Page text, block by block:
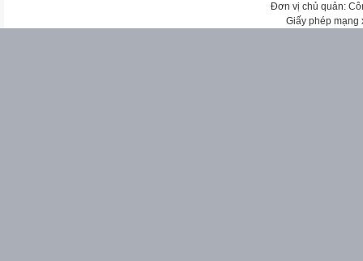
Đơn vị chủ quản:
Giấy phép mạng